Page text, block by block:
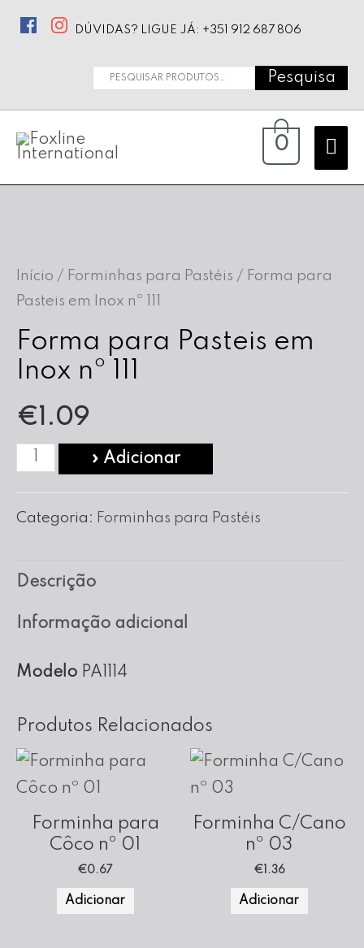
DÚVIDAS? LIGUE JÁ: +351 912 687 806
Pesquisar
Pesquisa
0
Início / Forminhas para Pastéis / Forma para
Pasteis em Inox nº 111
Forma para Pasteis em
Inox nº 111
€1.09
Quantidade
Forma
em
Inox
111
» Adicionar
Categoria: Forminhas para Pastéis
Descrição
Informação adicional
Modelo PA1114
Produtos Relacionados
Forminha para
Côco nº 01
€0.67
Adicionar
Forminha C/Cano
nº 03
€1.36
Adicionar